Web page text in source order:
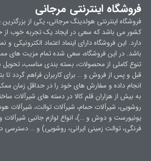
فروشگاه اینترنتی مرجانی
فروشگاه اینترنتی هولدینگ مرجانی، یکی از
کشور می باشد که سعی در ایجاد یک تجربه خوب از
دارد. این فروشگاه دارای اینماد اعتماد
باشد. در این فروشگاه، سعی شده تمام مزیت های
تنوع کاملی از محصولات، بسته بندی مناسب،
قبل و پس از فروش و … برای کاربران فراهم گردد تا
انجام داده و سفارش های خود را در حداقل زمان
به بیش از هزاران قلم کالا در دسته های شیرآلات
روشویی، شیرآلات حمام، شیرآلات توالت، شیرآلات
یونیورست و دوش و …)، انواع لوازم جانبی شیرآلات
فرنگی، توالت زمینی ایرانی، روشویی) و …